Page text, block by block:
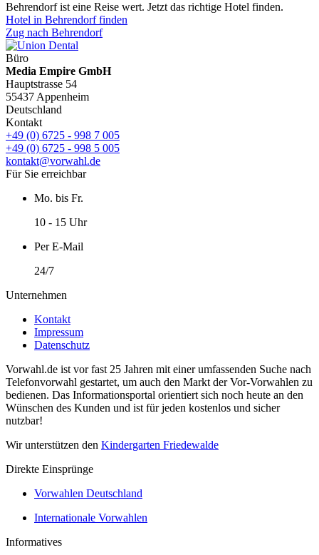
Behrendorf ist eine Reise wert. Jetzt das richtige Hotel finden.
Hotel in Behrendorf finden
Zug nach Behrendorf
Büro
Media Empire GmbH
Hauptstrasse 54
55437 Appenheim
Deutschland
Kontakt
+49 (0) 6725 - 998 7 005
+49 (0) 6725 - 998 5 005
kontakt@vorwahl.de
Für Sie erreichbar
Mo. bis Fr.
10 - 15 Uhr
Per E-Mail
24/7
Unternehmen
Kontakt
Impressum
Datenschutz
Vorwahl.de ist vor fast 25 Jahren mit einer umfassenden Suche nach
Telefonvorwahl gestartet, um auch den Markt der Vor-Vorwahlen zu
bedienen. Das Informationsportal orientiert sich noch heute an den
Wünschen des Kunden und ist für jeden kostenlos und sicher
nutzbar!
Wir unterstützen den Kindergarten Friedewalde
Direkte Einsprünge
Vorwahlen Deutschland
Internationale Vorwahlen
Informatives